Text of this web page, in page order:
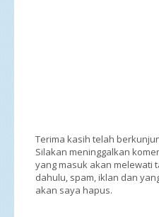
Terima kasih telah
Silakan meninggalkan
yang masuk akan melewati
dahulu, spam, iklan dan
akan saya hapus.